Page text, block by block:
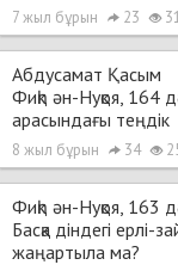
7 жыл бұрын 23
Абдусамат Қасым
Фиқһ ән-Нуқоя, 164
арасындағы теңдік
8 жыл бұрын 34
Фиқһ ән-Нуқоя, 163
Басқа діндегі
жаңартыла ма?